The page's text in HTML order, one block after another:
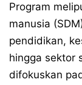
Program
manusia
pendidikan,
hingga sektor
difokuskan